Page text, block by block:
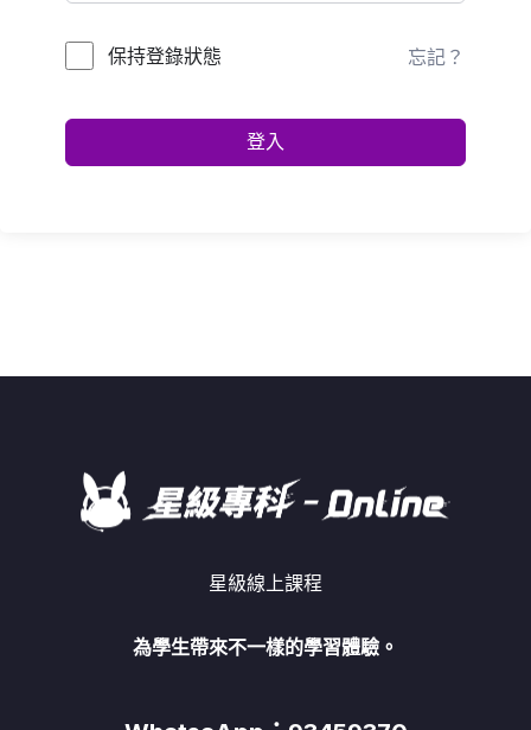
保持登錄狀態 忘記？
登入
星級線上課程
為學生帶來不一樣的學習體驗。